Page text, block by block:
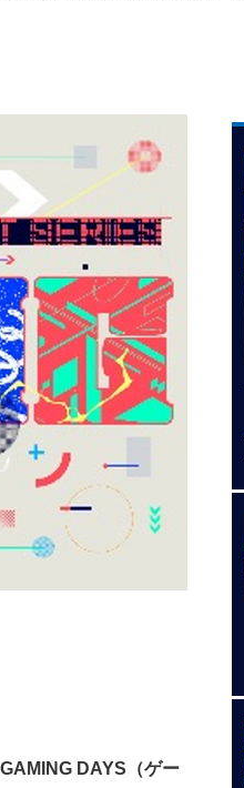
DAYS（ゲー